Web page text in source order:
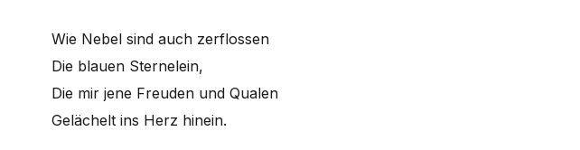
Wie Nebel sind auch zerflossen
Die blauen Sternelein,
Die mir jene Freuden und Qualen
Gelächelt ins Herz hinein.